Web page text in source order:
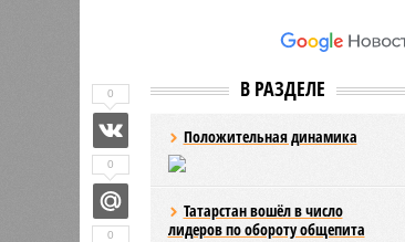
В РАЗДЕЛЕ
Положительная динамика
Татарстан вошёл в число
лидеров по обороту общепита
0
0
0